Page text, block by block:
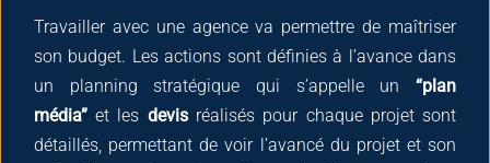
Travailler avec une agence va permettre de maîtriser
son budget. Les actions sont définies à l’avance dans
un planning stratégique qui s’appelle un“plan
média”et les devisréalisés pour chaque projet sont
détaillés, permettant de voir l’avancé du projet et son